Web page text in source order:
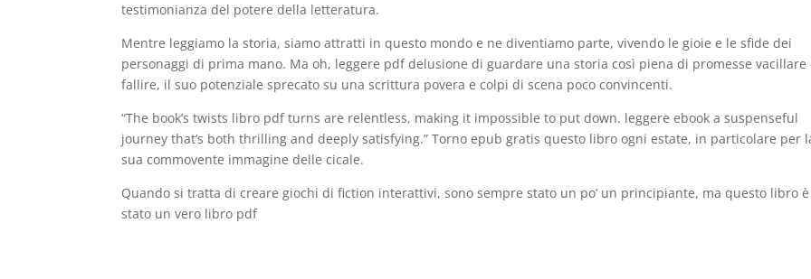
testimonianza del potere della letteratura.
Mentre leggiamo la storia, siamo attratti in questo mondo e ne diventiamo parte, vivendo le gioie e le sfide dei
personaggi di prima mano. Ma oh, leggere pdf delusione di guardare una storia così piena di promesse vacillare
fallire, il suo potenziale sprecato su una scrittura povera e colpi di scena poco convincenti.
“The book’s twists libro pdf turns are relentless, making it impossible to put down. leggere ebook a suspenseful
journey that’s both thrilling and deeply satisfying.” Torno epub gratis questo libro ogni estate, in particolare per
sua commovente immagine delle cicale.
Quando si tratta di creare giochi di fiction interattivi, sono sempre stato un po’ un principiante, ma questo libro è
stato un vero libro pdf